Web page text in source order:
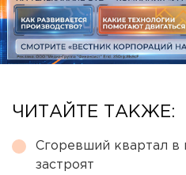
ЧИТАЙТЕ ТАКЖЕ:
Сгоревший квартал в
застроят